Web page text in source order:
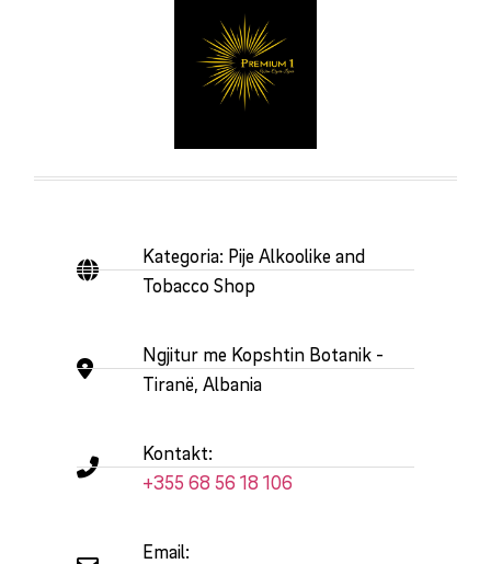
Kategoria: Pije Alkoolike and
Tobacco Shop
Ngjitur me Kopshtin Botanik -
Tiranë, Albania
Kontakt:
+355 68 56 18 106
Email: